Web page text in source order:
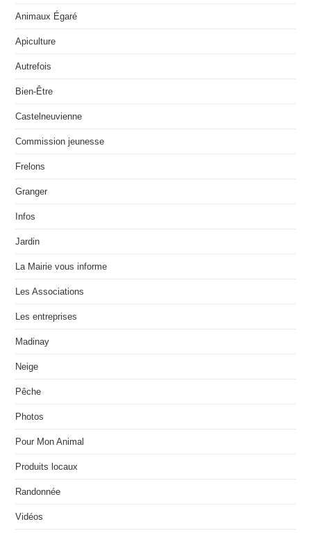
Animaux Égaré
Apiculture
Autrefois
Bien-Être
Castelneuvienne
Commission jeunesse
Frelons
Granger
Infos
Jardin
La Mairie vous informe
Les Associations
Les entreprises
Madinay
Neige
Pêche
Photos
Pour Mon Animal
Produits locaux
Randonnée
Vidéos